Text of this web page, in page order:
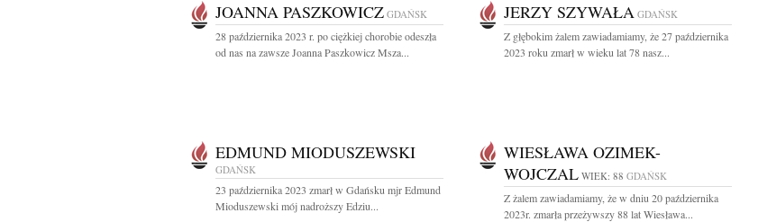
JOANNA PASZKOWICZ GDAŃSK
28 października 2023 r. po ciężkiej chorobie odeszła
od nas na zawsze Joanna Paszkowicz Msza...
JERZY SZYWAŁA GDAŃSK
Z głębokim żalem zawiadamiamy, że 27 października
2023 roku zmarł w wieku lat 78 nasz...
EDMUND MIODUSZEWSKI
GDAŃSK
23 października 2023 zmarł w Gdańsku mjr Edmund
Mioduszewski mój nadroższy Edziu...
WIESŁAWA OZIMEK-
WOJCZAL WIEK: 88 GDAŃSK
Z żalem zawiadamiamy, że w dniu 20 października
2023r. zmarła przeżywszy 88 lat Wiesława...